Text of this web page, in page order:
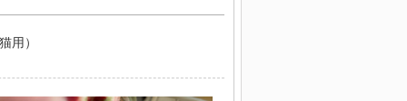
用）